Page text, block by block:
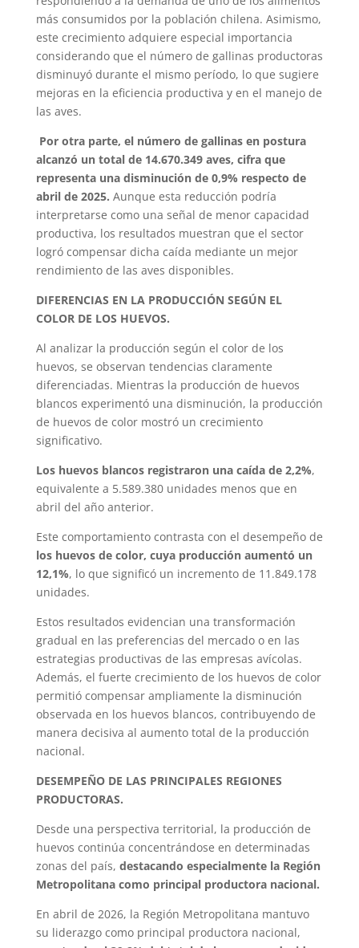
más consumidos por la población chilena. Asimismo,
este crecimiento adquiere especial importancia
considerando que el número de gallinas productoras
disminuyó durante el mismo período, lo que sugiere
mejoras en la eficiencia productiva y en el manejo de
las aves.
Por otra parte, el número de gallinas en postura
alcanzó un total de 14.670.349 aves, cifra que
representa una disminución de 0,9% respecto de
abril de 2025. Aunque esta reducción podría
interpretarse como una señal de menor capacidad
productiva, los resultados muestran que el sector
logró compensar dicha caída mediante un mejor
rendimiento de las aves disponibles.
DIFERENCIAS EN LA PRODUCCIÓN SEGÚN EL
COLOR DE LOS HUEVOS.
Al analizar la producción según el color de los
huevos, se observan tendencias claramente
diferenciadas. Mientras la producción de huevos
blancos experimentó una disminución, la producción
de huevos de color mostró un crecimiento
significativo.
Los huevos blancos registraron una caída de 2,2%,
equivalente a 5.589.380 unidades menos que en
abril del año anterior.
Este comportamiento contrasta con el desempeño de
los huevos de color, cuya producción aumentó un
12,1%, lo que significó un incremento de 11.849.178
unidades.
Estos resultados evidencian una transformación
gradual en las preferencias del mercado o en las
estrategias productivas de las empresas avícolas.
Además, el fuerte crecimiento de los huevos de color
permitió compensar ampliamente la disminución
observada en los huevos blancos, contribuyendo de
manera decisiva al aumento total de la producción
nacional.
DESEMPEÑO DE LAS PRINCIPALES REGIONES
PRODUCTORAS.
Desde una perspectiva territorial, la producción de
huevos continúa concentrándose en determinadas
zonas del país, destacando especialmente la Región
Metropolitana como principal productora nacional.
En abril de 2026, la Región Metropolitana mantuvo
su liderazgo como principal productora nacional,